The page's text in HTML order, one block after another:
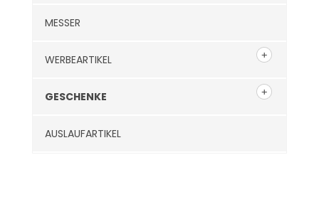
MESSER
WERBEARTIKEL
GESCHENKE
AUSLAUFARTIKEL